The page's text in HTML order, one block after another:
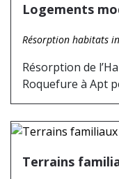
Logements
Résorption habitats
Résorption de
Roquefure à Apt
Terrains